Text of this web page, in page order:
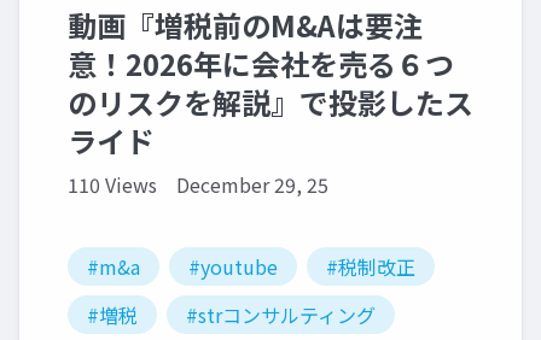
動画『増税前のM&Aは要注
意！2026年に会社を売る６つ
のリスクを解説』で投影したス
ライド
110 Views December 29, 25
#m&a #youtube
#税制改正
#増税
#strコンサルティング